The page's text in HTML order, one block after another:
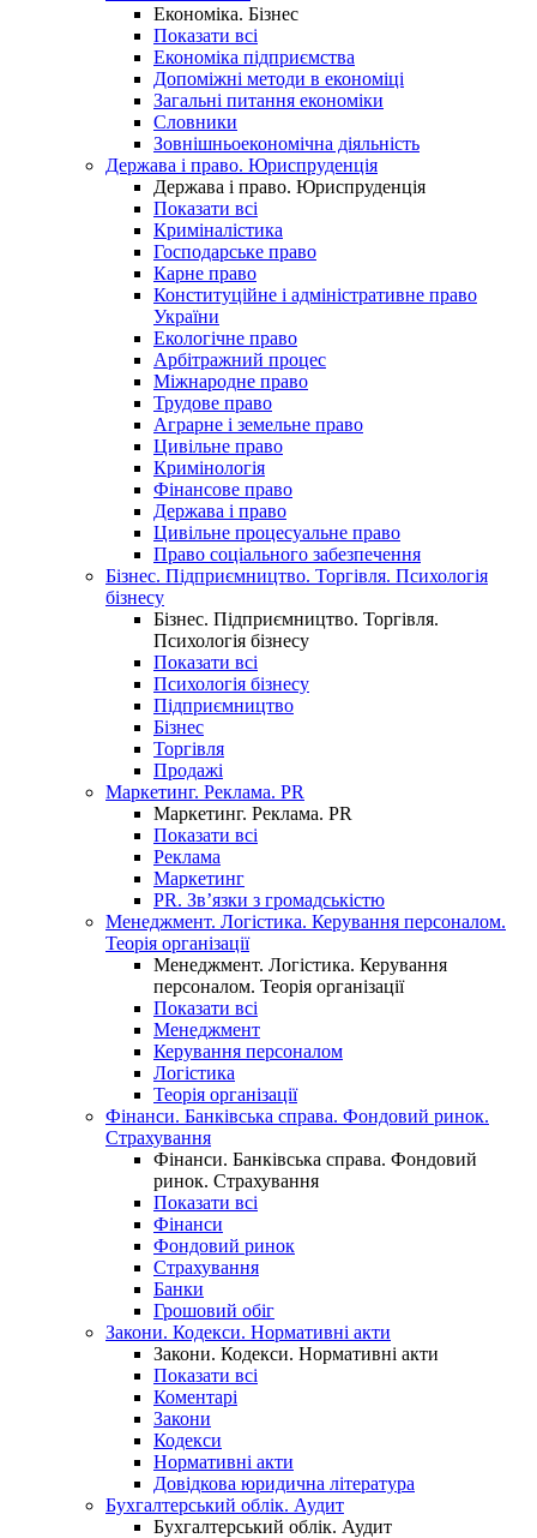
Економіка. Бізнес
Показати всі
Економіка підприємства
Допоміжні методи в економіці
Загальні питання економіки
Словники
Зовнішньоекономічна діяльність
Держава і право. Юриспруденція
Держава і право. Юриспруденція
Показати всі
Криміналістика
Господарське право
Карне право
Конституційне і адміністративне право
України
Екологічне право
Арбітражний процес
Міжнародне право
Трудове право
Аграрне і земельне право
Цивільне право
Кримінологія
Фінансове право
Держава і право
Цивільне процесуальне право
Право соціального забезпечення
Бізнес. Підприємництво. Торгівля. Психологія
бізнесу
Бізнес. Підприємництво. Торгівля.
Психологія бізнесу
Показати всі
Психологія бізнесу
Підприємництво
Бізнес
Торгівля
Продажі
Маркетинг. Реклама. PR
Маркетинг. Реклама. PR
Показати всі
Реклама
Маркетинг
PR. Зв’язки з громадськістю
Менеджмент. Логістика. Керування персоналом.
Теорія організації
Менеджмент. Логістика. Керування
персоналом. Теорія організації
Показати всі
Менеджмент
Керування персоналом
Логістика
Теорія організації
Фінанси. Банківська справа. Фондовий ринок.
Страхування
Фінанси. Банківська справа. Фондовий
ринок. Страхування
Показати всі
Фінанси
Фондовий ринок
Страхування
Банки
Грошовий обіг
Закони. Кодекси. Нормативні акти
Закони. Кодекси. Нормативні акти
Показати всі
Коментарі
Закони
Кодекси
Нормативні акти
Довідкова юридична література
Бухгалтерський облік. Аудит
Бухгалтерський облік. Аудит